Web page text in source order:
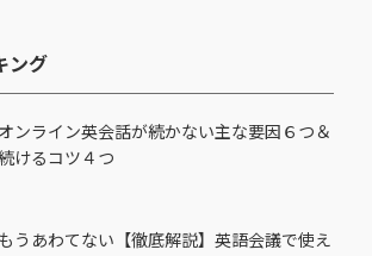
ング​
オンライン英会話が続かない主な要因６つ＆
けるコツ４つ
もうあわてない【徹底解説】英語会議で使え